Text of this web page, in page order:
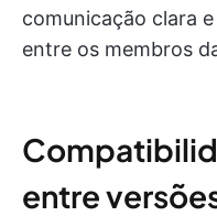
comunicação clara
entre os membros
entre